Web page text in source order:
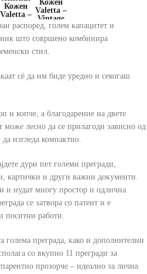
распоред, голем капацитет и
што совршено комбинира
стил.
сè да им биде уредно и секогаш
и копче, а благодарение на двете
лесно да се прилагоди зависно од
изгледа компактно.
дури пет големи прегради,
картички и други важни документи.
и нудат многу простор и одлична
се затвора со патент и е
поситни работи.
голема преграда, како и дополнителни
со вкупно 11 прегради за
прозорче – идеално за лична